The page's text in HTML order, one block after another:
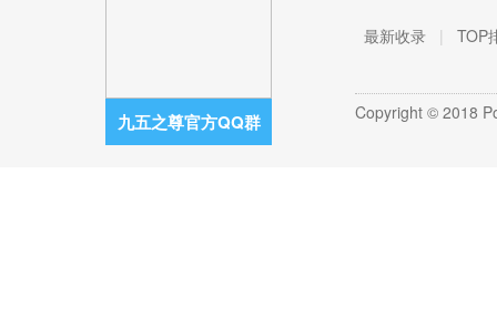
九五之尊官方QQ群
最新收录 | TOP
Copyright © 2018